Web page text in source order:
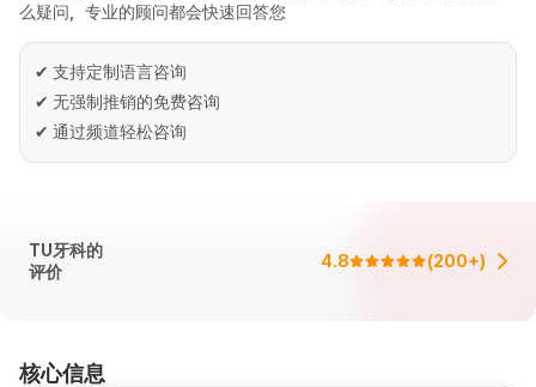
么疑问，专业的顾问都会快速回答您
✔ 支持定制语言咨询
✔ 无强制推销的免费咨询
✔ 通过频道轻松咨询
TU牙科的
评价
4.8 (200+)
核心信息